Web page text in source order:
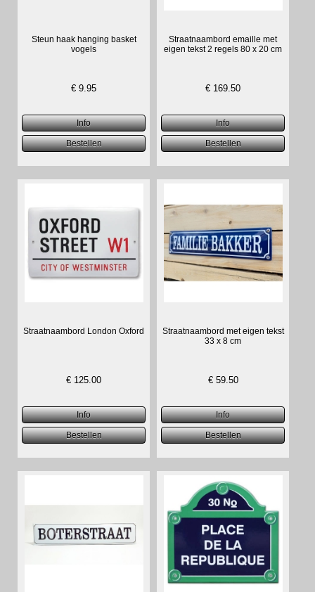
Steun haak hanging basket
vogels
€9.95
Straatnaambord emaille met
eigen tekst 2 regels 80 x 20 cm
€ 169.50
Straatnaambord London Oxford
€ 125.00
Straatnaambord met eigen tekst
33 x 8 cm
€ 59.50